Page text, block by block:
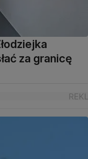
za granicę